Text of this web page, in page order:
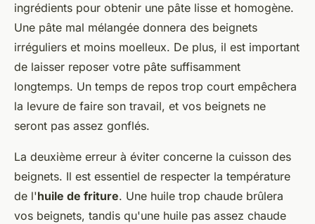
ingrédients pour obtenir une pâte lisse et homogène.
Une pâte mal mélangée donnera des beignets
irréguliers et moins moelleux. De plus, il est important
de laisser reposer votre pâte suffisamment
longtemps. Un temps de repos trop court empêchera
la levure de faire son travail, et vos beignets ne
seront pas assez gonflés.
La deuxième erreur à éviter concerne la cuisson des
beignets. Il est essentiel de respecter la température
de l'huile de friture. Une huile trop chaude brûlera
vos beignets, tandis qu'une huile pas assez chaude